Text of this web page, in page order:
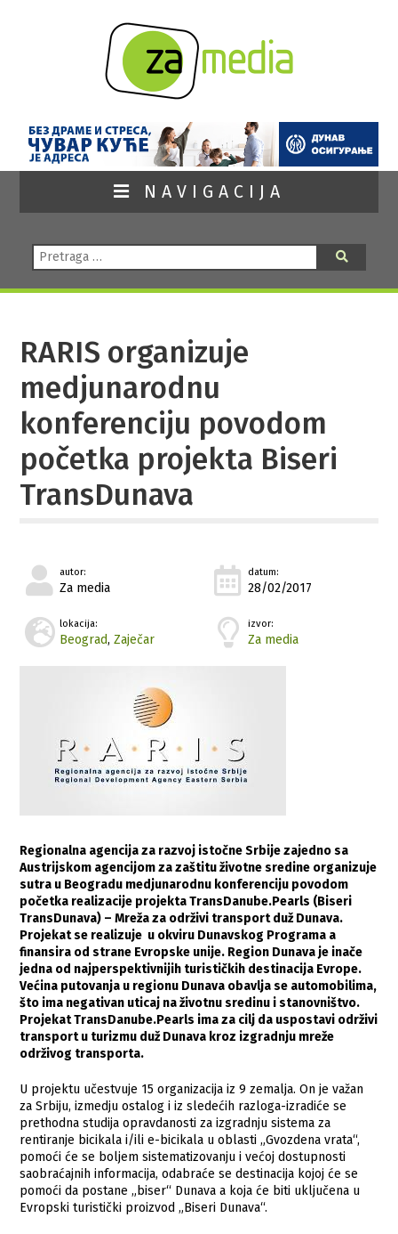
NAVIGACIJA
Pretraga:
RARIS organizuje
medjunarodnu
konferenciju povodom
početka projekta Biseri
TransDunava
autor:
Za media
datum:
28/02/2017
lokacija:
Beograd,Zaječar
izvor:
Za media
Regionalna agencija za razvoj istočne Srbije zajedno sa
Austrijskom agencijom za zaštitu životne sredine organizuje
sutra u Beogradu medjunarodnu konferenciju povodom
početka realizacije projekta TransDanube.Pearls (Biseri
TransDunava) – Mreža za održivi transport duž Dunava.
Projekat se realizuje u okviru Dunavskog Programa a
finansira od strane Evropske unije. Region Dunava je inače
jedna od najperspektivnijih turističkih destinacija Evrope.
Većina putovanja u regionu Dunava obavlja se automobilima,
što ima negativan uticaj na životnu sredinu i stanovništvo.
Projekat TransDanube.Pearls ima za cilj da uspostavi održivi
transport u turizmu duž Dunava kroz izgradnju mreže
održivog transporta.
U projektu učestvuje 15 organizacija iz 9 zemalja. On je važan
za Srbiju, izmedju ostalog i iz sledećih razloga-izradiće se
prethodna studija opravdanosti za izgradnju sistema za
rentiranje bicikala i/ili e-bicikala u oblasti „Gvozdena vrata“,
pomoći će se boljem sistematizovanju i većoj dostupnosti
saobraćajnih informacija, odabraće se destinacija kojoj će se
pomoći da postane „biser“ Dunava a koja će biti uključena u
Evropski turistički proizvod „Biseri Dunava“.